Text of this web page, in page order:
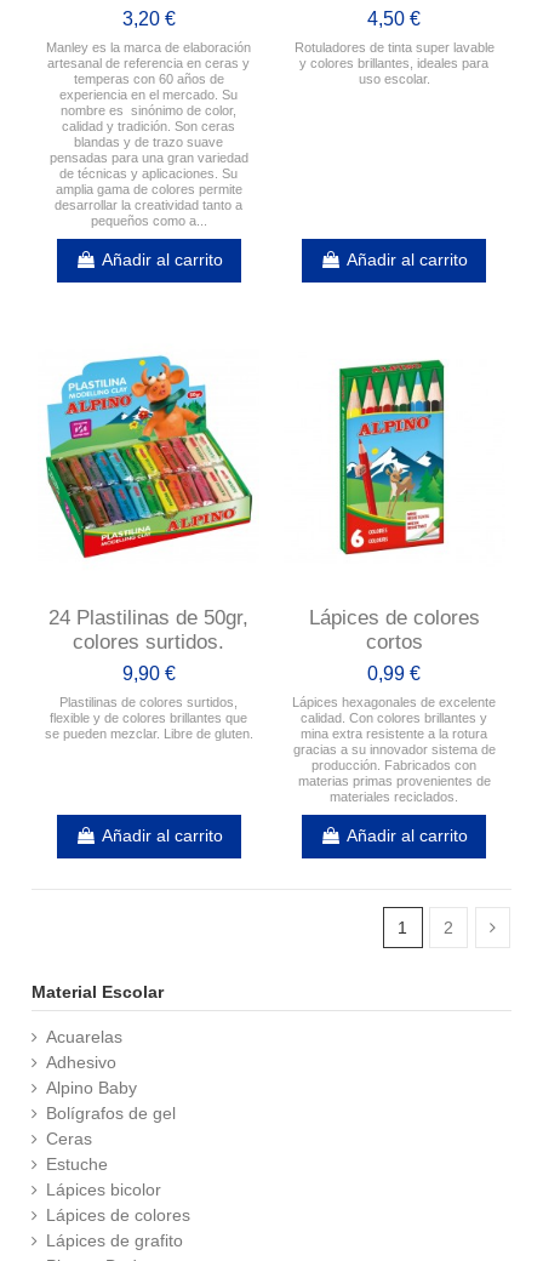
3,20 €
Manley es la marca de elaboración
artesanal de referencia en ceras y
temperas con 60 años de
experiencia en el mercado. Su
nombre es sinónimo de color,
calidad y tradición. Son ceras
blandas y de trazo suave
pensadas para una gran variedad
de técnicas y aplicaciones. Su
amplia gama de colores permite
desarrollar la creatividad tanto a
pequeños como a...
Añadir al carrito
4,50 €
Rotuladores de tinta super lavable
y colores brillantes, ideales para
uso escolar.
Añadir al carrito
24 Plastilinas de 50gr,
colores surtidos.
9,90 €
Plastilinas de colores surtidos,
flexible y de colores brillantes que
se pueden mezclar. Libre de gluten.
Añadir al carrito
Lápices de colores
cortos
0,99 €
Lápices hexagonales de excelente
calidad. Con colores brillantes y
mina extra resistente a la rotura
gracias a su innovador sistema de
producción. Fabricados con
materias primas provenientes de
materiales reciclados.
Añadir al carrito
1 2
Material Escolar
Acuarelas
Adhesivo
Alpino Baby
Bolígrafos de gel
Ceras
Estuche
Lápices bicolor
Lápices de colores
Lápices de grafito